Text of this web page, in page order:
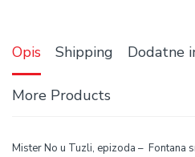
Opis Shipping Dodatne
More Products
Mister No u Tuzli, epizoda – Fontana